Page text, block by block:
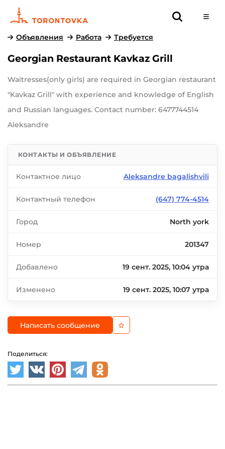
Объявления Работа Требуется
Georgian Restaurant Kavkaz Grill
Waitresses(only girls) are required in Georgian restaurant
"Kavkaz Grill" with experience and knowledge of English
and Russian languages. Contact number: 6477744514
Aleksandre
КОНТАКТЫ И ОБЪЯВЛЕНИЕ
Контактное лицо Aleksandre bagalishvili
Контактный телефон (647) 774-4514
Город North york
Номер 201347
Добавлено 19 сент. 2025, 10:04 утра
Изменено 19 сент. 2025, 10:07 утра
Написать сообщение
Поделиться: